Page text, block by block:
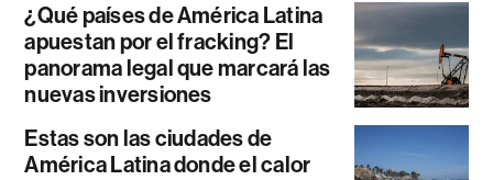
¿Qué países de América Latina
apuestan por el fracking? El
panorama legal que marcará las
nuevas inversiones
Estas son las ciudades de
América Latina donde el calor